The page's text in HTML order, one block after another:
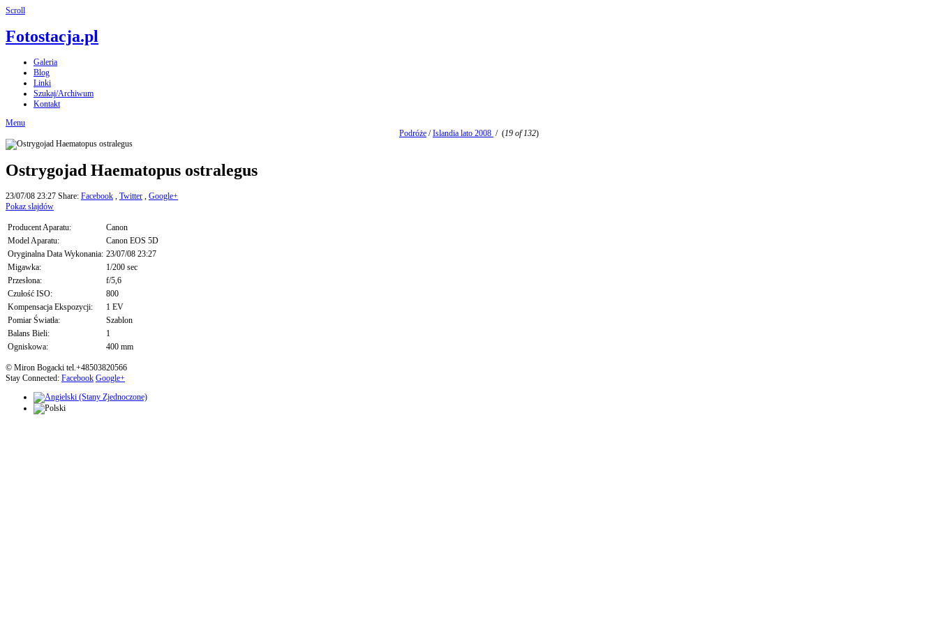
Scroll
Fotostacja.pl
Galeria
Blog
Linki
Szukaj/Archiwum
Kontakt
Menu
Podróże /Islandia lato 2008 / (19 of 132)
Ostrygojad Haematopus ostralegus
23/07/08 23:27 Share: Facebook , Twitter , Google+
Pokaz slajdów
Producent Aparatu:
Canon
Model Aparatu:
Canon EOS 5D
Oryginalna Data Wykonania: 23/07/08 23:27
Migawka:
1/200 sec
Przesłona:
f/5,6
Czułość ISO:
800
Kompensacja Ekspozycji:
1 EV
Pomiar Światła:
Szablon
Balans Bieli:
1
Ogniskowa:
400 mm
© Miron Bogacki tel.+48503820566
Stay Connected: Facebook Google+